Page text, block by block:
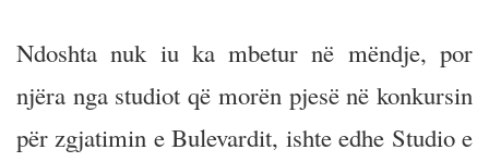
Ndoshta nuk iu ka mbetur në mëndje, por
njëra nga studiot që morën pjesë në konkursin
për zgjatimin e Bulevardit, ishte edhe Studio e